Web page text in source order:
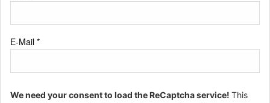
E-Mail *
We need your consent to load the ReCaptcha service! This